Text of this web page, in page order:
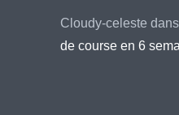
Cloudy-celeste dans
de course en 6